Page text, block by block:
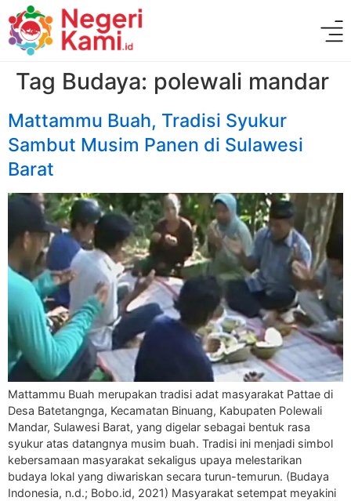
Tag Budaya: polewali mandar
Mattammu Buah, Tradisi Syukur
Sambut Musim Panen di Sulawesi
Barat
Mattammu Buah merupakan tradisi adat masyarakat Pattae di
Desa Batetangnga, Kecamatan Binuang, Kabupaten Polewali
Mandar, Sulawesi Barat, yang digelar sebagai bentuk rasa
syukur atas datangnya musim buah. Tradisi ini menjadi simbol
kebersamaan masyarakat sekaligus upaya melestarikan
budaya lokal yang diwariskan secara turun-temurun. (Budaya
Indonesia, n.d.; Bobo.id, 2021) Masyarakat setempat meyakini